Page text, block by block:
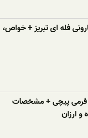
فله ای تبریز + خواص،
فرمی پیچی + مشخصات
ارزان